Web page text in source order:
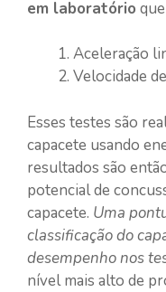
em laboratório
Aceleração
Velocidade
Esses testes são
capacete usando
resultados são
potencial de
capacete. Uma
classificação do
desempenho nos
nível mais alto de